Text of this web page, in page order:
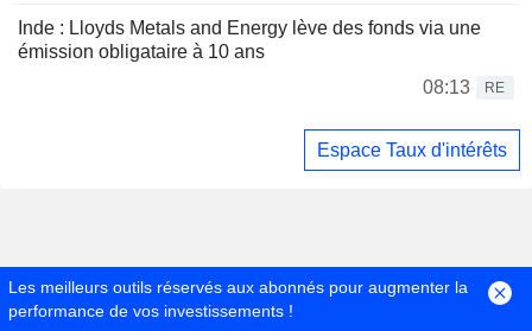
Inde : Lloyds Metals and Energy lève des fonds via une
émission obligataire à 10 ans
08:13
RE
Espace Taux d'intérêts
Les meilleurs outils réservés aux abonnés pour augmenter la
performance de vos investissements !